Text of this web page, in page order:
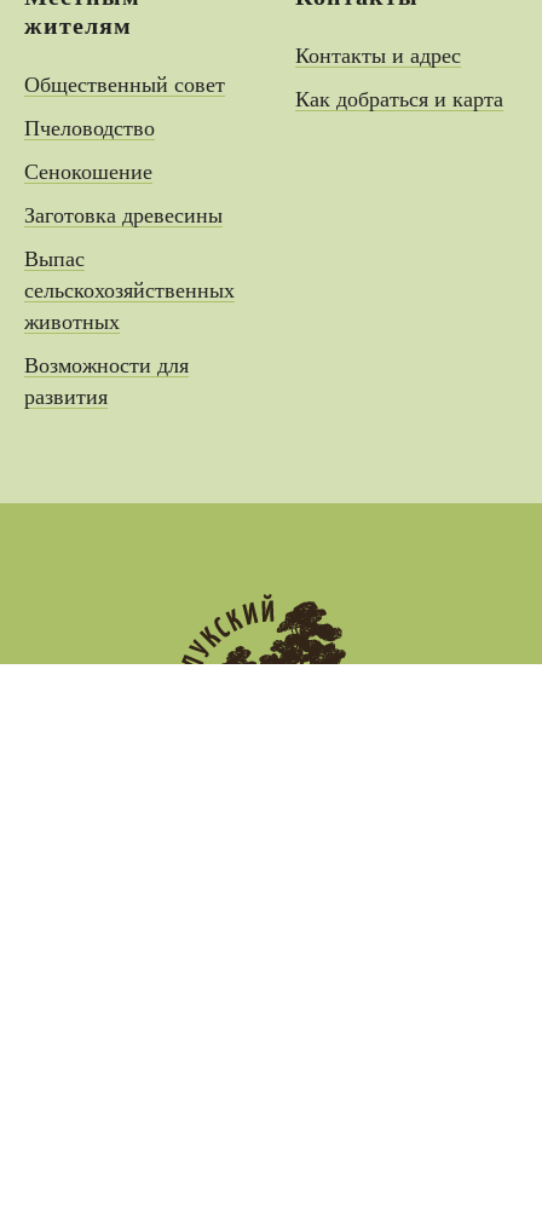
жителям
Общественный совет
Пчеловодство
Сенокошение
Заготовка древесины
Выпас
сельскохозяйственных
животных
Возможности для
развития
Контакты и адрес
Как добраться и карта